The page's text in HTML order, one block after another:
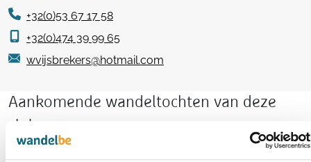
+32(0)53 67 17 58
+32(0)474 39 99 65
wvijsbrekers@hotmail.com
Aankomende wandeltochten van deze
club